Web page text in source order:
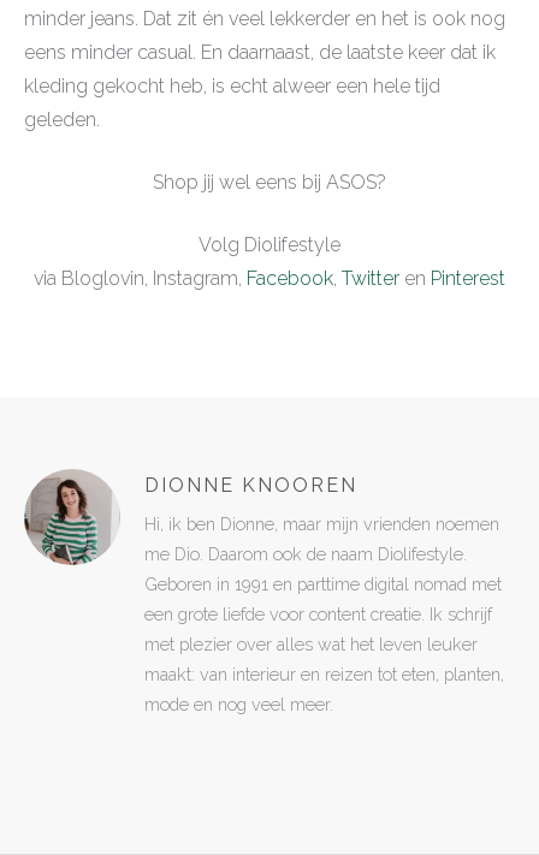
minder jeans. Dat zit én veel lekkerder en het is ook nog
eens minder casual. En daarnaast, de laatste keer dat ik
kleding gekocht heb, is echt alweer een hele tijd
geleden.
Shop jij wel eens bij ASOS?
Volg Diolifestyle
via Bloglovin, Instagram, Facebook, Twitter en Pinterest
DIONNE KNOOREN
Hi, ik ben Dionne, maar mijn vrienden noemen
me Dio. Daarom ook de naam Diolifestyle.
Geboren in 1991 en parttime digital nomad met
een grote liefde voor content creatie. Ik schrijf
met plezier over alles wat het leven leuker
maakt: van interieur en reizen tot eten, planten,
mode en nog veel meer.